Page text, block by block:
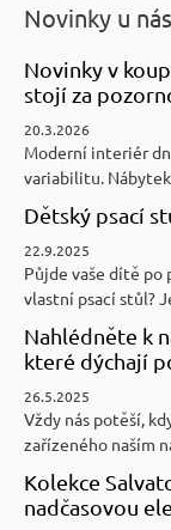
Novinky u
Novinky v
stojí za
20.3.2026
Moderní interiér
variabilitu.
Dětský psací
22.9.2025
Půjde vaše dítě po
vlastní psací stůl?
Nahlédněte k
které dýchají
26.5.2025
Vždy nás potěší,
zařízeného naším
Kolekce
nadčasovou